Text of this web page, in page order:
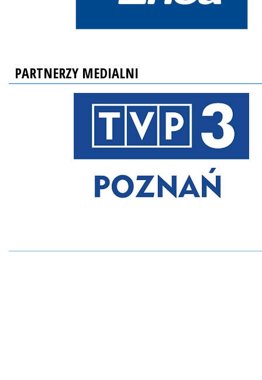
PARTNERZY MEDIALNI